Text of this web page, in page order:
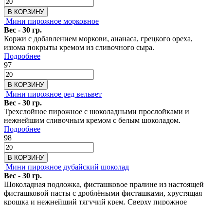
В КОРЗИНУ
Мини пирожное морковное
Вес - 30 гр.
Коржи с добавлением моркови, ананаса, грецкого ореха,
изюма покрыты кремом из сливочного сыра.
Подробнее
97
В КОРЗИНУ
Мини пирожное ред вельвет
Вес - 30 гр.
Трехслойное пирожное с шоколадными прослойками и
нежнейшим сливочным кремом с белым шоколадом.
Подробнее
98
В КОРЗИНУ
Мини пирожное дубайский шоколад
Вес - 30 гр.
Шоколадная подложка, фисташковое пралине из настоящей
фисташковой пасты с дроблёными фисташками, хрустящая
крошка и нежнейший тягучий крем. Сверху пирожное